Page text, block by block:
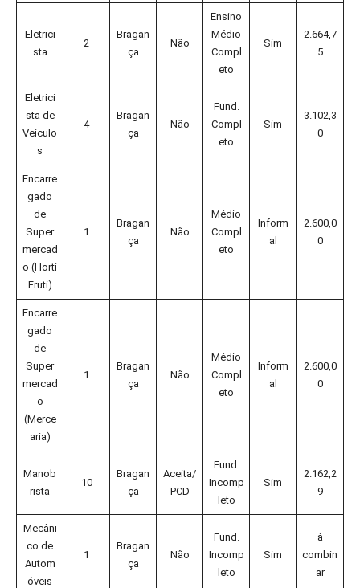
Eletrici
sta
2
Bragan
ça
Não
Ensino
Médio
Compl
eto
Sim
2.664,7
5
Eletrici
sta de
Veículo
s
4
Bragan
ça
Não
Fund.
Compl
eto
Sim
3.102,3
0
Encarre
gado
de
Super
mercad
o (Horti
Fruti)
1
Bragan
ça
Não
Médio
Compl
eto
Inform
al
2.600,0
0
Encarre
gado
de
Super
mercad
o
(Merce
aria)
1
Bragan
ça
Não
Médio
Compl
eto
Inform
al
2.600,0
0
Manob
rista
10
Bragan
ça
Aceita/
PCD
Fund.
Incomp
leto
Sim
2.162,2
9
Mecâni
co de
Autom
óveis
1
Bragan
ça
Não
Fund.
Incomp
leto
Sim
à
combin
ar